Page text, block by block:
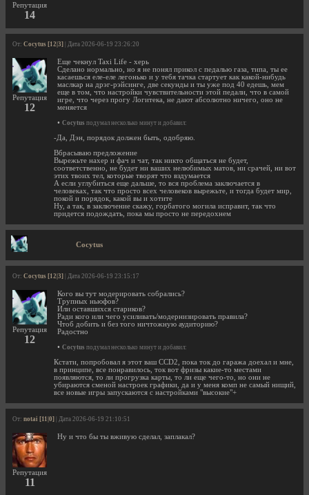
Репутация
14
От: Cocytus [12|3] | Дата 2026-06-19 23:26:20
Репутация
12
Еще чекнул Taxi Life - херь
Сделано нормально, но я не понял прикол с педалью газа, типа, ты ее
касаешься еле-еле легонько и у тебя тачка стартует как какой-нибудь
маслкар на дрэг-рэйсинге, две секунды и ты уже под 40 едешь, мем
еще в том, что настройки чувствительности этой педали, что в самой
игре, что через прогу Логитека, не дают абсолютно ничего, оно не
меняется
• Cocytus подумал несколько минут и добавил:
-Да, Дэн, порядок должен быть, одобряю.
Вбрасываю предложение
Вырежьте нахер и фач и чат, так никто общаться не будет,
соответственно, не будет ни ваших нелюбимых матов, ни срачей, ни вот
этих твоих тел, которые творят что вздумается
А если углубиться еще дальше, то вся проблема заключается в
человеках, так что просто всех человеков вырежьте, и тогда будет мир,
покой и порядок, какой вы и хотите
Ну, а так, в заключение скажу, горбатого могила исправит, так что
придется подождать, пока мы просто не передохнем
Cocytus
От: Cocytus [12|3] | Дата 2026-06-19 23:15:17
Репутация
12
Кого вы тут модерировать собрались?
Трупных ньюфов?
Или оставшихся стариков?
Ради кого или чего усиливать/модернизировать правила?
Чтоб добить и без того ничтожную аудиторию?
Радостно
• Cocytus подумал несколько минут и добавил:
Кстати, попробовал я этот ваш CCD2, пока ток до гаража доехал и мне,
в принципе, все понравилось, ток вот фризы какие-то местами
появляются, то ли прогрузка карты, то ли еще чего-то, но они не
убираются сменой настроек графики, да и у меня комп не самый нищий,
все новые игры запускаются с настройками "высокие"+
От: notai [11|0] | Дата 2026-06-19 21:10:51
Репутация
11
Ну и что бы ты вживую сделал, заплакал?